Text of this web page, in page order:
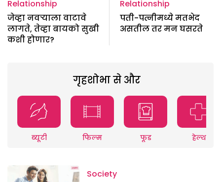
Relationship
जेव्हा नवऱ्याला वाटावे
लागते, तेव्हा बायको सुखी
कशी होणार?
Relationship
पती-पत्नीमध्ये मतभेद
असतील तर मन घसरते
गृहशोभा से और
ब्यूटी फिल्म फूड हेल्थ
Society